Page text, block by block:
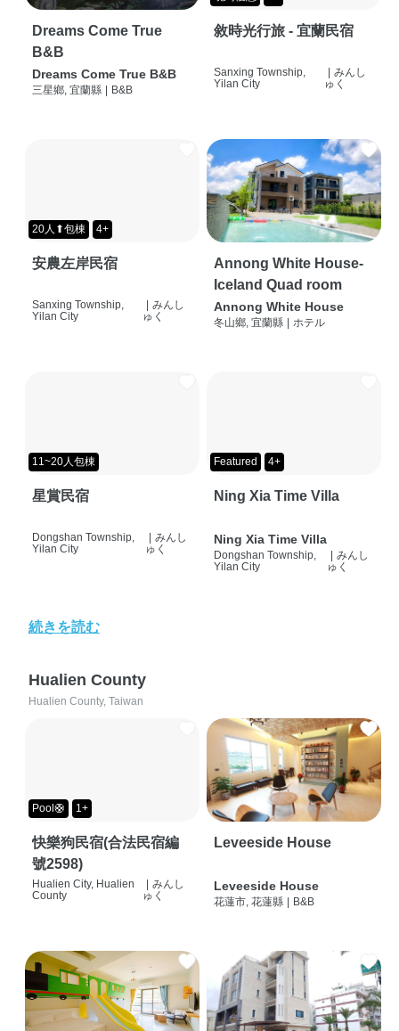
Dreams Come True
B&B
Dreams Come True B&B
三星鄉, 宜蘭縣 | B&B
敘時光行旅 - 宜蘭民宿
Sanxing Township,
Yilan City
| みんし
ゅく
20人⬆包棟 4+
安農左岸民宿
Sanxing Township,
Yilan City
| みんし
ゅく
Annong White House-
Iceland Quad room
Annong White House
冬山鄉, 宜蘭縣 | ホテル
11~20人包棟
星賞民宿
Dongshan Township,
Yilan City
みんし
ゅく
Featured 4+
Ning Xia Time Villa
Ning Xia Time Villa
Dongshan Township,
Yilan City
みんし
ゅく
続きを読む
Hualien County
Hualien County, Taiwan
Pool🛟 1+
快樂狗民宿(合法民宿編
號2598)
Hualien City, Hualien
County
みんし
ゅく
Leveeside House
Leveeside House
花蓮市, 花蓮縣 B&B